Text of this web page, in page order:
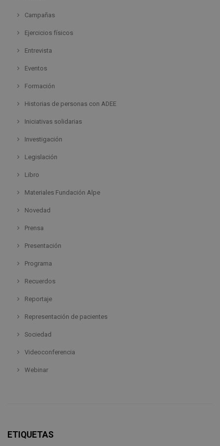
Campañas
Ejercicios físicos
Entrevista
Eventos
Formación
Historias de personas con ADEE
Iniciativas solidarias
Investigación
Legislación
Libro
Materiales Fundación Alpe
Novedad
Prensa
Presentación
Programa
Recuerdos
Reportaje
Representación de pacientes
Sociedad
Videoconferencia
Webinar
ETIQUETAS